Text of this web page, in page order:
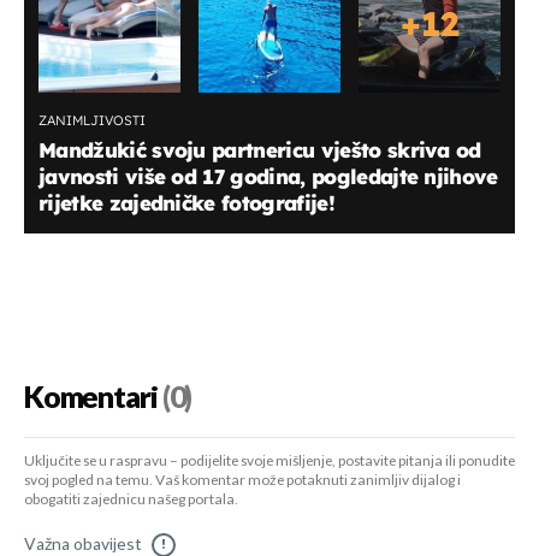
+12
ZANIMLJIVOSTI
Mandžukić svoju partnericu vješto skriva od
javnosti više od 17 godina, pogledajte njihove
rijetke zajedničke fotografije!
Komentari(0)
Uključite se u raspravu – podijelite svoje mišljenje, postavite pitanja ili ponudite
svoj pogled na temu. Vaš komentar može potaknuti zanimljiv dijalog i
obogatiti zajednicu našeg portala.
Važna obavijest !